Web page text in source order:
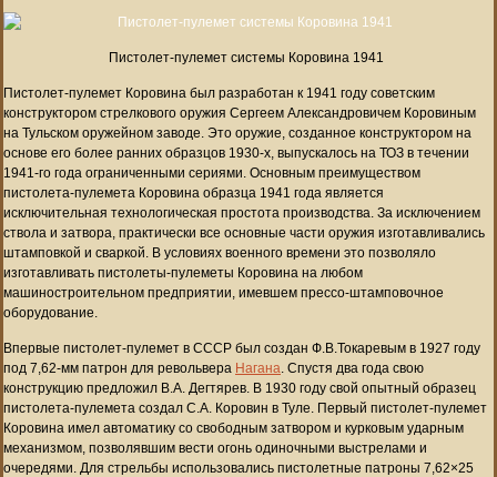
Пистолет-пулемет системы Коровина 1941
Пистолет-пулемет Коровина был разработан к 1941 году советским
конструктором стрелкового оружия Сергеем Александровичем Коровиным
на Тульском оружейном заводе. Это оружие, созданное конструктором на
основе его более ранних образцов 1930-х, выпускалось на ТОЗ в течении
1941-го года ограниченными сериями. Основным преимуществом
пистолета-пулемета Коровина образца 1941 года является
исключительная технологическая простота производства. За исключением
ствола и затвора, практически все основные части оружия изготавливались
штамповкой и сваркой. В условиях военного времени это позволяло
изготавливать пистолеты-пулеметы Коровина на любом
машиностроительном предприятии, имевшем прессо-штамповочное
оборудование.
Впервые пистолет-пулемет в СССР был создан Ф.В.Токаревым в 1927 году
под 7,62-мм патрон для револьвера Нагана. Спустя два года свою
конструкцию предложил В.А. Дегтярев. В 1930 году свой опытный образец
пистолета-пулемета создал С.А. Коровин в Туле. Первый пистолет-пулемет
Коровина имел автоматику со свободным затвором и курковым ударным
механизмом, позволявшим вести огонь одиночными выстрелами и
очередями. Для стрельбы использовались пистолетные патроны 7,62×25